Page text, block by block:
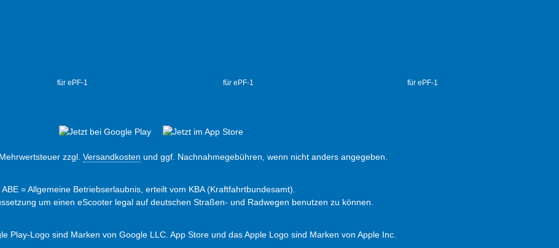
für ePF-1 für ePF-1 für ePF-1
zzgl. Versandkosten und ggf. Nachnahmegebühren, wenn nicht anders angegeben.
ABE = Allgemeine Betriebserlaubnis, erteilt vom KBA (Kraftfahrtbundesamt).
um einen eScooter legal auf deutschen Straßen- und Radwegen benutzen zu können.
Play-Logo sind Marken von Google LLC. App Store und das Apple Logo sind Marken von Apple Inc.